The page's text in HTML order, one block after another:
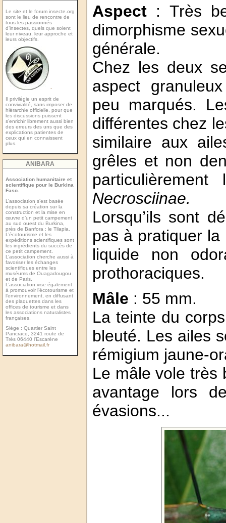
Le site et le forum insecte.org
sont le lieu de rencontre de
tous les passionnés
d’insectes, quels que soient
leur niveau, leur approche et
leurs objectifs.
-
Il privilégie un esprit de
convivialité, sans imposer de
hiérarchie officielle, pour que
les discussions puissent
s’enrichir librement aussi bien
des erreurs des uns que des
explications patientes de
ceux qui en connaissent
plus.
ANIBARA
Association humanitaire et
scientifique pour le Burkina
Faso.
L’association s’est basée
depuis sa création sur la
construction et la mise en
œuvre d’un petit campement
au sud ouest du Burkina,
près de Banfora : le Tilapia.
L’écotourisme et les
expéditions scientiﬁques sont
les ingrédients du succès de
ce petit campement.
L’association cherche aussi à
favoriser les échanges
scientiﬁques entre les
muséums de Ouagadougou
et de Paris.
L’association vise également
à promouvoir l’écotourisme et
l’environnement, en diffusant
des plaquettes dans les
ofﬁces de tourisme et dans
les associations naturalistes
françaises.
Siège : Quartier Saint
Pancrace, 3241 route de
Très 06440 l’Escarène
anibara@hotmail.fr
Aspect : Très
dimorphisme
générale.
Chez les deux
aspect
peu marqués.
différentes chez
similaire aux
grêles et non
Necrosciinae.
Lorsqu’ils sont
pas à pratiquer la
liquide non
prothoraciques.
Mâle : 55 mm.
La teinte du
bleuté. Les ailes
rémigium jaune-
Le mâle vole très
avantage lors
évasions...